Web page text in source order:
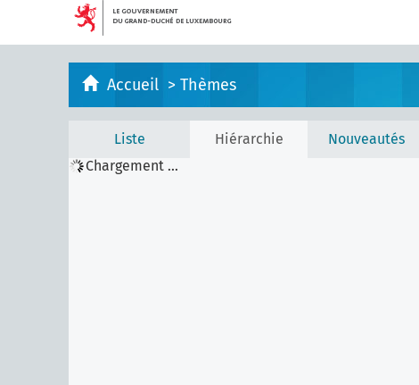
Accueil > Thèmes
Liste Hiérarchie
Nouveautés
Chargement ...